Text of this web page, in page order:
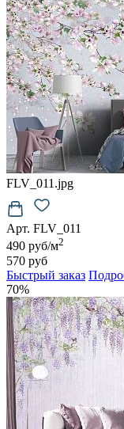
FLV_011.jpg
Арт. FLV_011
490 руб/м2
570 руб
Быстрый заказ
70%